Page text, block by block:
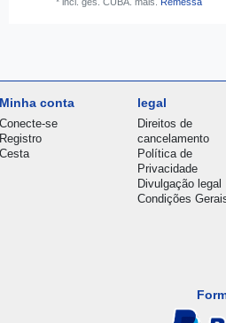
Minha conta
Conecte-se
Registro
Cesta
legal
Direitos de
cancelamento
Política de
Privacidade
Divulgação legal
Condições